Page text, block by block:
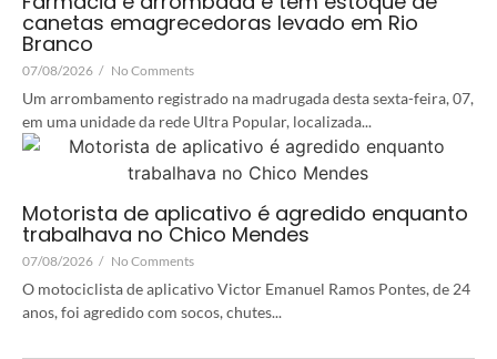
canetas emagrecedoras levado em Rio
Branco
07/08/2026 / No Comments
Um arrombamento registrado na madrugada desta sexta-feira, 07,
em uma unidade da rede Ultra Popular, localizada...
Motorista de aplicativo é agredido enquanto
trabalhava no Chico Mendes
07/08/2026 / No Comments
O motociclista de aplicativo Victor Emanuel Ramos Pontes, de 24
anos, foi agredido com socos, chutes...